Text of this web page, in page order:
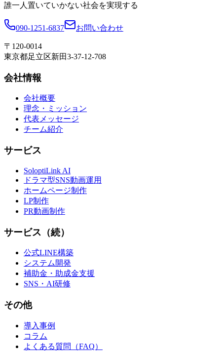
誰一人置いていかない社会を実現する
090-1251-6837 お問い合わせ
〒120-0014
東京都足立区新田3-37-12-708
会社情報
会社概要
理念・ミッション
代表メッセージ
チーム紹介
サービス
SoloptiLink AI
ドラマ型SNS動画運用
ホームページ制作
LP制作
PR動画制作
サービス（続）
公式LINE構築
システム開発
補助金・助成金支援
SNS・AI研修
その他
導入事例
コラム
よくある質問（FAQ）